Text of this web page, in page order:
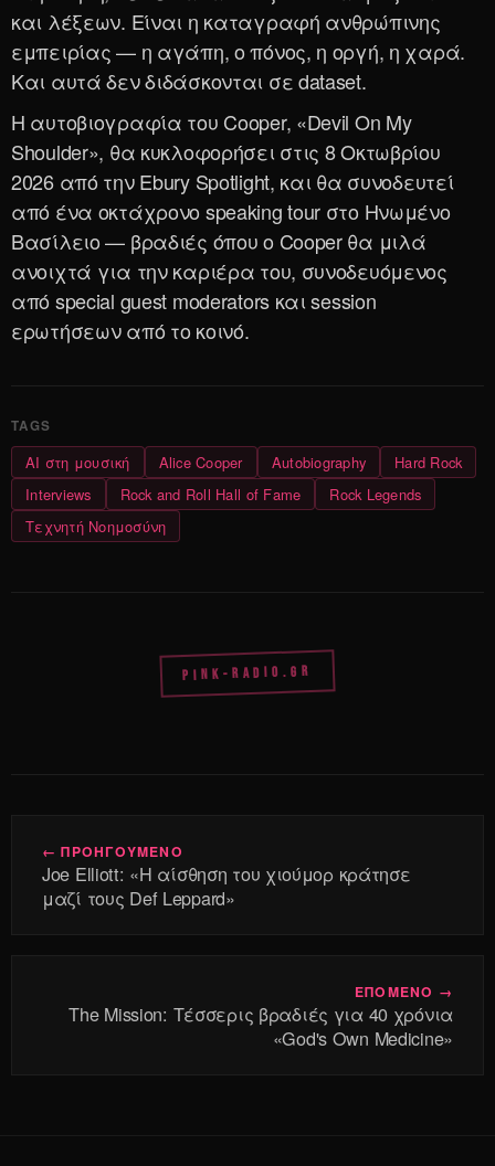
και λέξεων. Είναι η καταγραφή ανθρώπινης
εμπειρίας — η αγάπη, ο πόνος, η οργή, η χαρά.
Και αυτά δεν διδάσκονται σε dataset.
Η αυτοβιογραφία του Cooper, «Devil On My
Shoulder», θα κυκλοφορήσει στις 8 Οκτωβρίου
2026 από την Ebury Spotlight, και θα συνοδευτεί
από ένα οκτάχρονο speaking tour στο Ηνωμένο
Βασίλειο — βραδιές όπου ο Cooper θα μιλά
ανοιχτά για την καριέρα του, συνοδευόμενος
από special guest moderators και session
ερωτήσεων από το κοινό.
AI στη μουσική Alice Cooper Autobiography
Hard Rock
Interviews
Rock and Roll Hall of Fame
Rock Legends
Τεχνητή Νοημοσύνη
PINK-RADIO.GR
← ΠΡΟΗΓΟΥΜΕΝΟ
Joe Elliott: «Η αίσθηση του χιούμορ κράτησε
μαζί τους Def Leppard»
ΕΠΟΜΕΝΟ →
The Mission: Τέσσερις βραδιές για 40 χρόνια
«God's Own Medicine»